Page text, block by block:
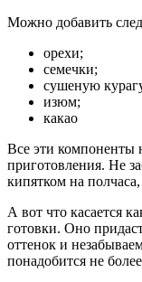
Можно добавить
орехи;
семечки;
сушеную
изюм;
какао
Все эти компоненты
приготовления. Не
кипятком на
А вот что касается
готовки. Оно
оттенок и
понадобится не